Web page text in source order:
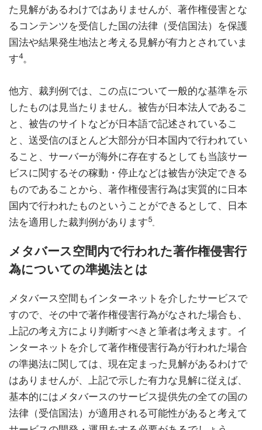
た見解があるわけではありませんが、著作権侵害とな
るコンテンツを受信した国の法律（受信国法）を保護
国法や結果発生地法と考える見解が有力とされていま
す4。
他方、裁判例では、この点について一般的な基準を示
したものは見当たりません。被告が日本法人であるこ
と、被告のサイトなどが日本語で記述されているこ
と、送受信のほとんど大部分が日本国内で行われてい
ること、サーバーが海外に存在するとしても当該サー
ビスに関するその稼動・停止などは被告が決定できる
ものであることから、著作権侵害行為は実質的に日本
国内で行われたものということができるとして、日本
法を適用した裁判例があります5
メタバース空間内で行われた著作権侵害行
為についての準拠法とは
メタバース空間もインターネットを介したサービスで
すので、その中で著作権侵害行為がなされた場合も、
上記の考え方により判断すべきと筆者は考えます。イ
ンターネットを介して著作権侵害行為が行われた場合
の準拠法に関しては、現在定まった見解があるわけで
はありませんが、上記で示した有力な見解に従えば、
基本的にはメタバースのサービス提供先の全ての国の
法律（受信国法）が適用される可能性があると考えて